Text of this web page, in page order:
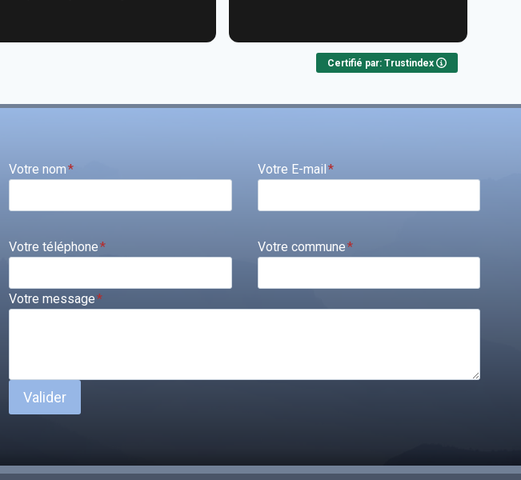
Certifié par: Trustindex
Votre nom* Votre E-mail*
Votre téléphone* Votre commune*
Votre message*
Valider